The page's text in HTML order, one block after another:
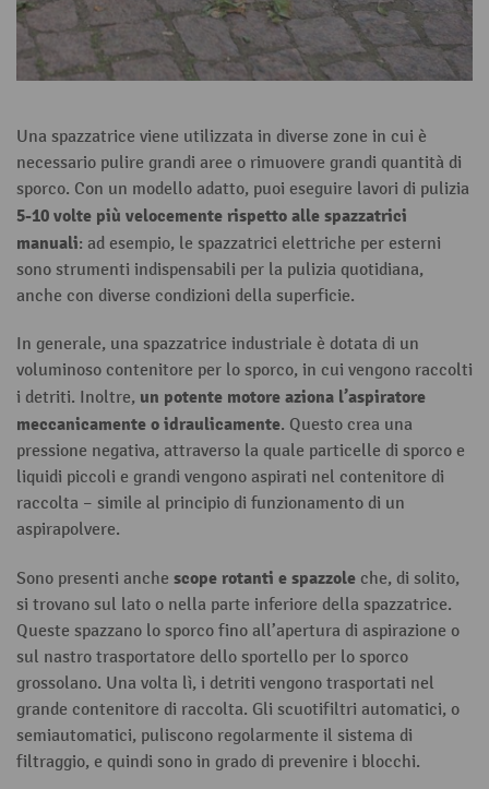
Una spazzatrice viene utilizzata in diverse zone in cui è
necessario pulire grandi aree o rimuovere grandi quantità di
sporco. Con un modello adatto, puoi eseguire lavori di pulizia
5-10 volte più velocemente rispetto alle spazzatrici
manuali: ad esempio, le spazzatrici elettriche per esterni
sono strumenti indispensabili per la pulizia quotidiana,
anche con diverse condizioni della superficie.
In generale, una spazzatrice industriale è dotata di un
voluminoso contenitore per lo sporco, in cui vengono raccolti
i detriti. Inoltre, un potente motore aziona l’aspiratore
meccanicamente o idraulicamente. Questo crea una
pressione negativa, attraverso la quale particelle di sporco e
liquidi piccoli e grandi vengono aspirati nel contenitore di
raccolta – simile al principio di funzionamento di un
aspirapolvere.
Sono presenti anche scope rotanti e spazzole che, di solito,
si trovano sul lato o nella parte inferiore della spazzatrice.
Queste spazzano lo sporco fino all’apertura di aspirazione o
sul nastro trasportatore dello sportello per lo sporco
grossolano. Una volta lì, i detriti vengono trasportati nel
grande contenitore di raccolta. Gli scuotifiltri automatici, o
semiautomatici, puliscono regolarmente il sistema di
filtraggio, e quindi sono in grado di prevenire i blocchi.